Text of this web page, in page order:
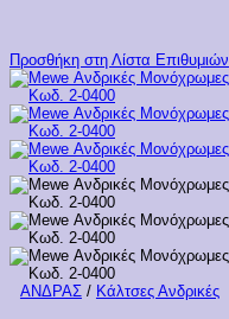
Προσθήκη στη Λίστα Επιθυμιών
ΑΝΔΡΑΣ / Κάλτσες Ανδρικές